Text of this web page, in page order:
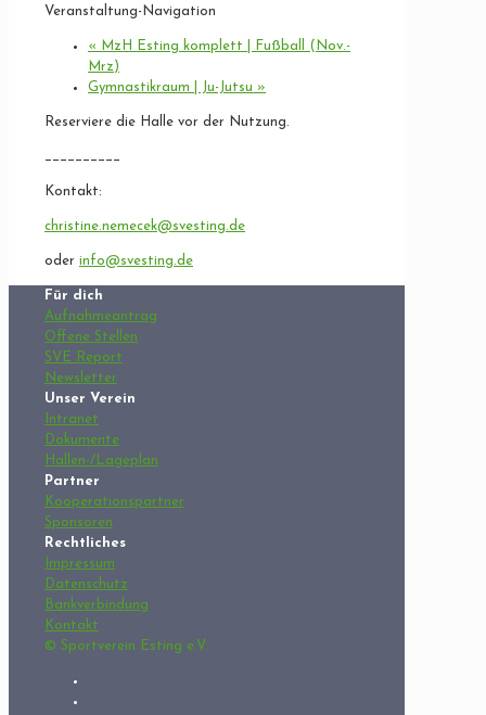
Veranstaltung-Navigation
« MzH Esting komplett | Fußball (Nov.-
Mrz)
Gymnastikraum | Ju-Jutsu »
Reserviere die Halle vor der Nutzung.
__________
Kontakt:
christine.nemecek@svesting.de
oder info@svesting.de
Für dich
Aufnahmeantrag
Offene Stellen
SVE Report
Newsletter
Unser Verein
Intranet
Dokumente
Hallen-/Lageplan
Partner
Kooperationspartner
Sponsoren
Rechtliches
Impressum
Datenschutz
Bankverbindung
Kontakt
© Sportverein Esting e.V.